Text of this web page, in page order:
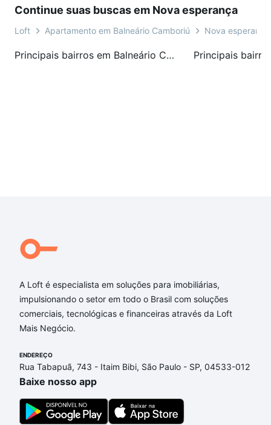
Continue suas buscas em Nova esperança
Loft Apartamento em Balneário Camboriú Nova esperança
Principais bairros em Balneário Camboriú, SC
A Loft é especialista em soluções para imobiliárias,
impulsionando o setor em todo o Brasil com soluções
comerciais, tecnológicas e financeiras através da Loft
Mais Negócio.
ENDEREÇO
Rua Tabapuã, 743 - Itaim Bibi, São Paulo - SP, 04533-012
Baixe nosso app